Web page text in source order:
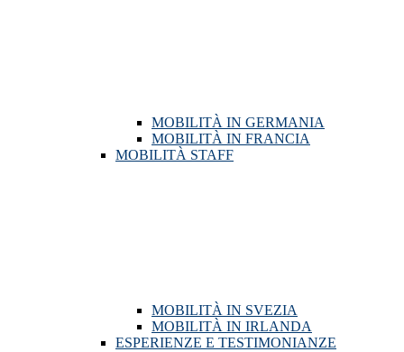
MOBILITÀ IN GERMANIA
MOBILITÀ IN FRANCIA
MOBILITÀ STAFF
MOBILITÀ IN SVEZIA
MOBILITÀ IN IRLANDA
ESPERIENZE E TESTIMONIANZE